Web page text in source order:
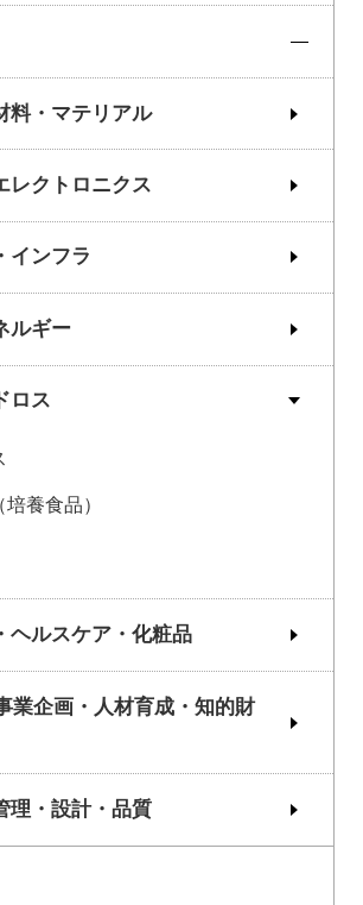
料・マテリアル
レクトロニクス
インフラ
ルギー
ロス
養食品）
ヘルスケア・化粧品
業企画・人材育成・知的財
理・設計・品質